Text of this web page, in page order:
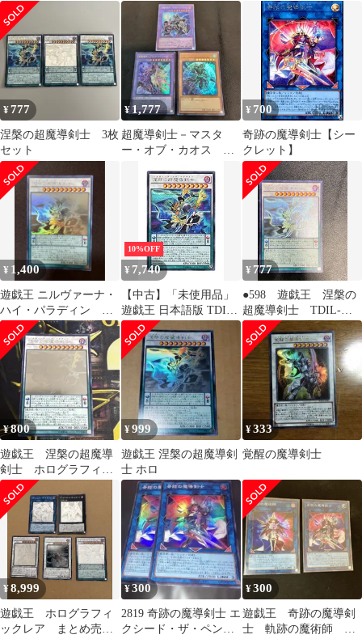
¥777
涅槃の超魔導剣士 3枚
セット
¥1,777
超魔導剣士－マスタ
ー・オブ・カオス セ
¥ 700
奇跡の魔導剣士【シー
クレット】
¥ 1,400
遊戯王 ニルヴァーナ・
ハイ・パラディン 涅
槃の超魔導剣士 ホロ
グラフィック
10%OFF
¥ 7,740
【中古】「未使用品」
遊戯王 日本語版 TDIL-
JP046 Nirvana High
Paladin 涅槃の超魔導剣
士 (シークレットレア)
¥ 777
●598 遊戯王 涅槃の
超魔導剣士 TDIL-
JP046 ホログラフィッ
クレア
¥800
遊戯王 涅槃の超魔導
剣士 ホログラフィッ
クレア
¥999
遊戯王 涅槃の超魔導剣
士 ホロ
¥333
覚醒の魔導剣士
¥8,999
遊戯王 ホログラフィ
ックレア まとめ売
¥300
2819 奇跡の魔導剣士 エ
クシード・ザ・ペンデ
¥300
遊戯王 奇跡の魔導剣
士 軌跡の魔術師 ス